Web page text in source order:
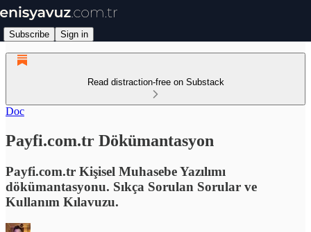
Subscribe Sign in
Read distraction-free on Substack
Doc
Payfi.com.tr Dökümantasyon
Payfi.com.tr Kişisel Muhasebe Yazılımı
dökümantasyonu. Sıkça Sorulan Sorular ve
Kullanım Kılavuzu.